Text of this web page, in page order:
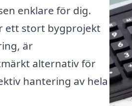
enklare för dig.
ett stort bygprojekt
är
alternativ för
hantering av hela